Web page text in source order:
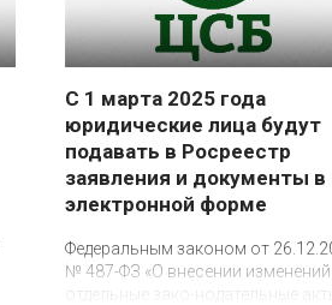
С 1 марта 2025 года
юридические лица будут
подавать в Росреестр
заявления и документы в
электронной форме
Федеральным законом от
№ 487-ФЗ «О внесении изменений
отдельные зако-нодательные акты